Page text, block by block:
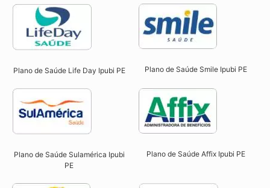
Plano de Saúde Life Day Ipubi PE Plano de Saúde Smile Ipubi PE​
Plano de Saúde Sulamérica Ipubi
PE
Plano de Saúde Affix Ipubi PE​